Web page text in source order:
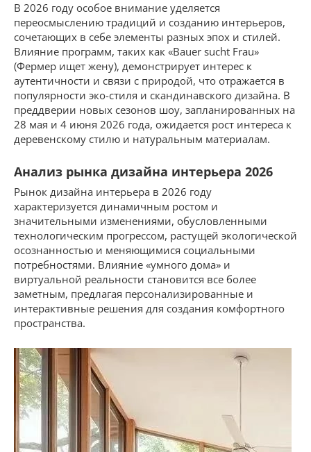
В 2026 году особое внимание уделяется
переосмыслению традиций и созданию интерьеров,
сочетающих в себе элементы разных эпох и стилей.
Влияние программ, таких как «Bauer sucht Frau»
(Фермер ищет жену), демонстрирует интерес к
аутентичности и связи с природой, что отражается в
популярности эко-стиля и скандинавского дизайна. В
преддверии новых сезонов шоу, запланированных на
28 мая и 4 июня 2026 года, ожидается рост интереса к
деревенскому стилю и натуральным материалам.
Анализ рынка дизайна интерьера 2026
Рынок дизайна интерьера в 2026 году
характеризуется динамичным ростом и
значительными изменениями, обусловленными
технологическим прогрессом, растущей экологической
осознанностью и меняющимися социальными
потребностями. Влияние «умного дома» и
виртуальной реальности становится все более
заметным, предлагая персонализированные и
интерактивные решения для создания комфортного
пространства.